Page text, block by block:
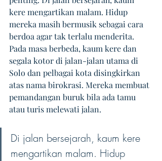
kere mengartikan malam. Hidup
mereka masih bermusik sebagai cara
berdoa agar tak terlalu menderita.
Pada masa berbeda, kaum kere dan
segala kotor di jalan-jalan utama di
Solo dan pelbagai kota disingkirkan
atas nama birokrasi. Mereka membuat
pemandangan buruk bila ada tamu
atau turis melewati jalan.
Di jalan bersejarah, kaum kere
mengartikan malam. Hidup